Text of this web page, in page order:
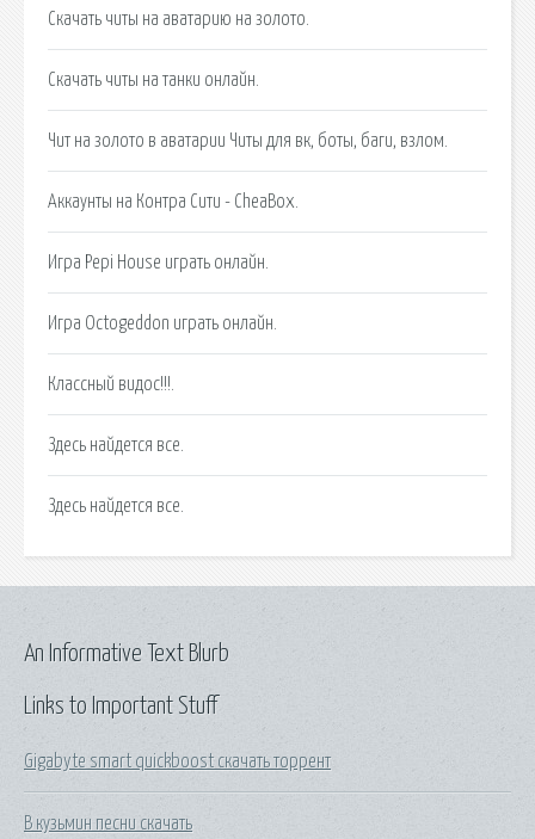
Скачать читы на аватарию на золото.
Скачать читы на танки онлайн.
Чит на золото в аватарии Читы для вк, боты, баги, взлом.
Аккаунты на Контра Сити - CheaBox.
Игра Pepi House играть онлайн.
Игра Octogeddon играть онлайн.
Классный видос!!!.
Здесь найдется все.
Здесь найдется все.
Links to Important Stuff
Gigabyte smart quickboost скачать торрент
В кузьмин песни скачать
An Informative Text Blurb